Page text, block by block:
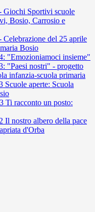
Giochi Sportivi scuole
Bosio, Carrosio e
Celebrazione del 25 aprile
Bosio
"Emozioniamoci insieme"
"Paesi nostri" - progetto
infanzia-scuola primaria
Scuole aperte: Scuola
Ti racconto un posto:
Il nostro albero della pace
d'Orba